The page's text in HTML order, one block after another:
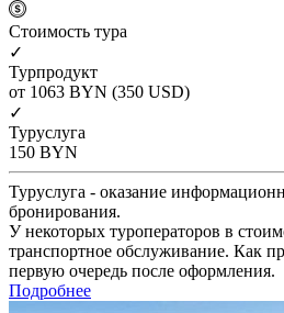
Cтоимость тура
✓
Турпродукт
от 1063 BYN (350 USD)
✓
Туруслуга
150 BYN
Туруслуга - оказание
бронирования.
У некоторых туроператоров в
транспортное обслуживание. Как
первую очередь после оформления.
Подробнее